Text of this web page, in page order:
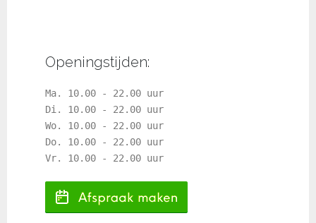
Openingstijden:
Ma. 10.00 - 22.00 uur
Di. 10.00 - 22.00 uur
Wo. 10.00 - 22.00 uur
Do. 10.00 - 22.00 uur
Vr. 10.00 - 22.00 uur